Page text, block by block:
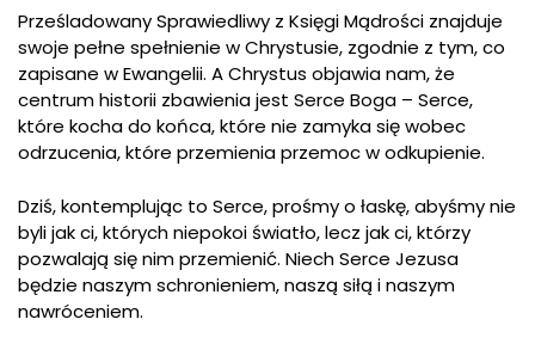
Prześladowany Sprawiedliwy z Księgi Mądrości znajduje
swoje pełne spełnienie w Chrystusie, zgodnie z tym, co
zapisane w Ewangelii. A Chrystus objawia nam, że
centrum historii zbawienia jest Serce Boga – Serce,
które kocha do końca, które nie zamyka się wobec
odrzucenia, które przemienia przemoc w odkupienie.
Dziś, kontemplując to Serce, prośmy o łaskę, abyśmy nie
byli jak ci, których niepokoi światło, lecz jak ci, którzy
pozwalają się nim przemienić. Niech Serce Jezusa
będzie naszym schronieniem, naszą siłą i naszym
nawróceniem.